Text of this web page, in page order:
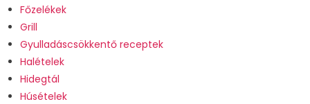
Főzelékek
Grill
Gyulladáscsökkentő receptek
Halételek
Hidegtál
Húsételek